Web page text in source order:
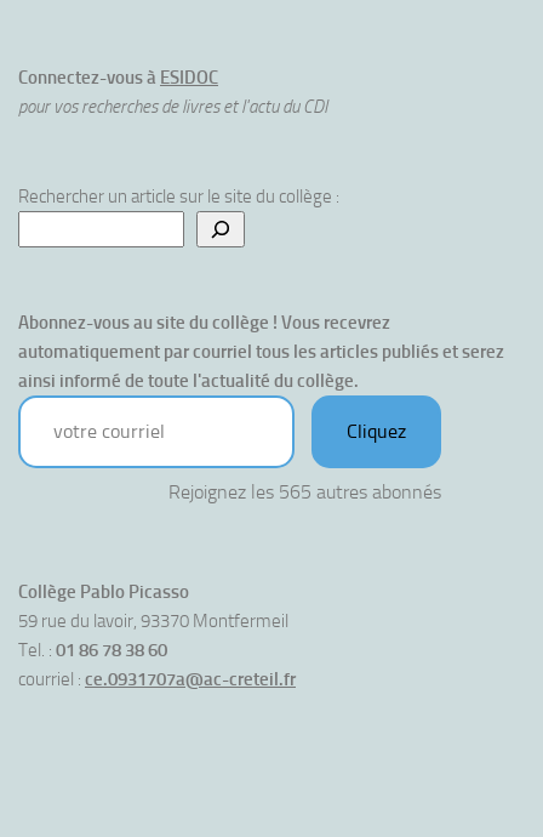
Connectez-vous à ESIDOC
pour vos recherches de livres et l'actu du CDI
Rechercher un article sur le site du collège :
Abonnez-vous au site du collège ! Vous recevrez
automatiquement par courriel tous les articles publiés et serez
ainsi informé de toute l'actualité du collège.
votre courriel
Cliquez
Rejoignez les 565 autres abonnés
Collège Pablo Picasso
59 rue du lavoir, 93370 Montfermeil
Tel. : 01 86 78 38 60
courriel : ce.0931707a@ac-creteil.fr